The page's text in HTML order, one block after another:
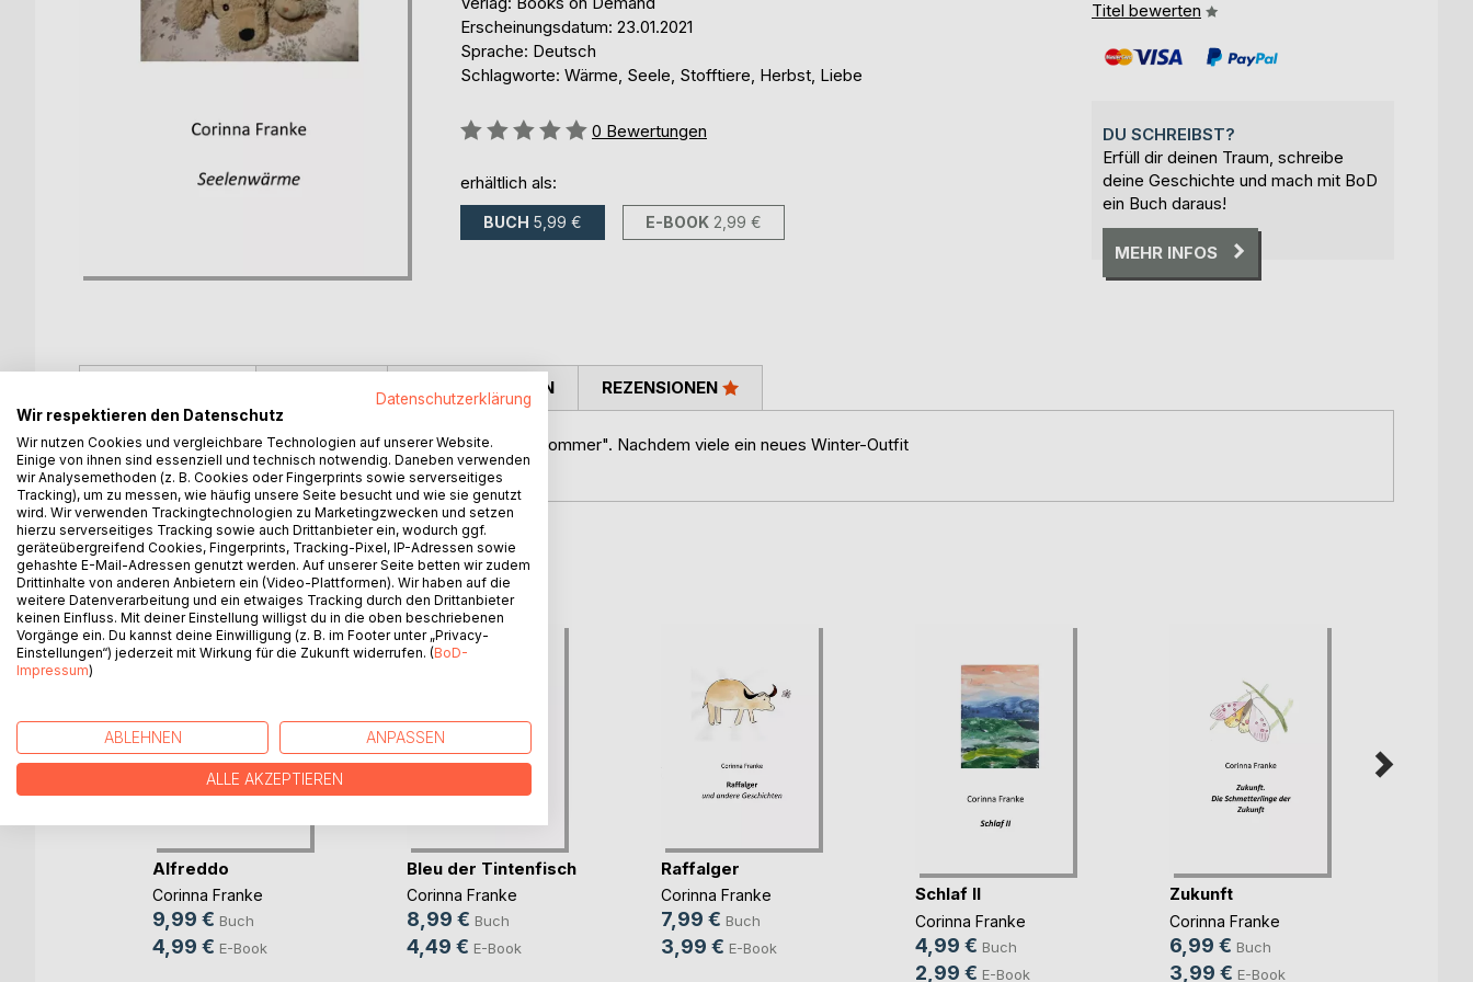
Erscheinungsdatum: 23.01.2021
Sprache: Deutsch
Schlagworte: Wärme, Seele, Stofftiere, Herbst, Liebe
Bewertung::
0 Bewertungen
erhältlich als:
BUCH 5,99 € E-BOOK 2,99 €
Titel bewerten
DU SCHREIBST?
Erfüll dir deinen Traum, schreibe
deine Geschichte und mach mit BoD
ein Buch daraus!
MEHR INFOS
Ein Wiedersehen mit den Stofftieren aus "Schnee" und "Sommer". Nachdem viele ein neues Winter-Outfit
bekommen haben, geht es drunter und drüber...
PRESSESTIMMEN REZENSIONEN
WEITERE TITEL BEIBoD
Alfreddo
Corinna Franke
9,99 € Buch
4,99 € E-Book
Bleu der Tintenfisch
Corinna Franke
8,99 € Buch
4,49 € E-Book
Raffalger
Corinna Franke
7,99 € Buch
3,99 € E-Book
Schlaf II
Corinna Franke
4,99 € Buch
2,99 € E-Book
Zukunft
Corinna Franke
6,99 € Buch
3,99 € E-Book
Datenschutzerklärung
Wir respektieren den Datenschutz
Wir nutzen Cookies und vergleichbare Technologien auf unserer Website.
Einige von ihnen sind essenziell und technisch notwendig. Daneben verwenden
wir Analysemethoden (z. B. Cookies oder Fingerprints sowie serverseitiges
Tracking), um zu messen, wie häufig unsere Seite besucht und wie sie genutzt
wird. Wir verwenden Trackingtechnologien zu Marketingzwecken und setzen
hierzu serverseitiges Tracking sowie auch Drittanbieter ein, wodurch ggf.
geräteübergreifend Cookies, Fingerprints, Tracking-Pixel, IP-Adressen sowie
gehashte E-Mail-Adressen genutzt werden. Auf unserer Seite betten wir zudem
Drittinhalte von anderen Anbietern ein (Video-Plattformen). Wir haben auf die
weitere Datenverarbeitung und ein etwaiges Tracking durch den Drittanbieter
keinen Einfluss. Mit deiner Einstellung willigst du in die oben beschriebenen
Vorgänge ein. Du kannst deine Einwilligung (z. B. im Footer unter „Privacy-
Einstellungen“) jederzeit mit Wirkung für die Zukunft widerrufen. (BoD-
Impressum)
ABLEHNEN ANPASSEN
ALLE AKZEPTIEREN